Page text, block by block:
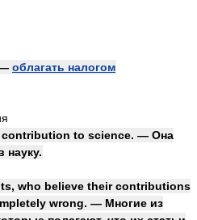
облагать налогом
contribution to science. — Она
науку.
who believe their contributions
wrong. — Многие из